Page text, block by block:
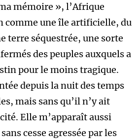
mémoire », l’Afrique
comme une île artificielle, du
terre séquestrée, une sorte
des peuples auxquels a
pour le moins tragique.
depuis la nuit des temps
mais sans qu’il n’y ait
Elle m’apparaît aussi
cesse agressée par les